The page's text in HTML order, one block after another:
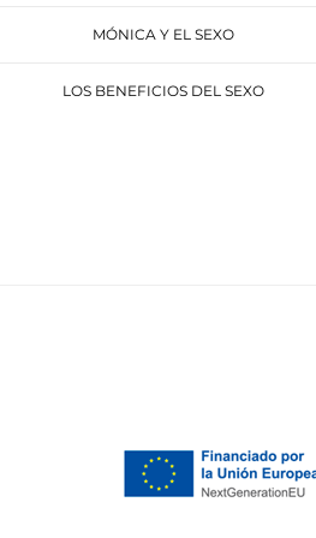
MÓNICA Y EL SEXO
LOS BENEFICIOS DEL SEXO